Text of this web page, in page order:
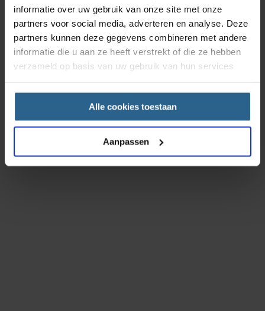
informatie over uw gebruik van onze site met onze
partners voor social media, adverteren en analyse. Deze
partners kunnen deze gegevens combineren met andere
informatie die u aan ze heeft verstrekt of die ze hebben
verzameld op basis van uw gebruik van hun services
Alle cookies toestaan
Aanpassen